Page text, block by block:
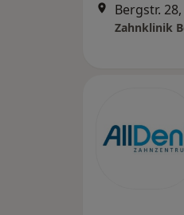
Bergstr.